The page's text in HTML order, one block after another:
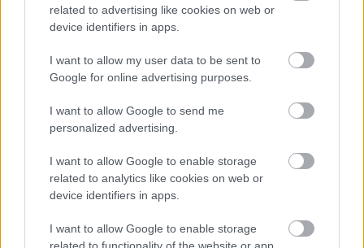
related to advertising like cookies on web or
device identifiers in apps.
I want to allow my user data to be sent to
Google for online advertising purposes.
I want to allow Google to send me
personalized advertising.
I want to allow Google to enable storage
related to analytics like cookies on web or
device identifiers in apps.
I want to allow Google to enable storage
Currys-paradicsomos kelkáposzta
főzelék
szatmariferi•2014. február 13.
Chili és Vanília átalakított kelkáposzta főzeléke
kialkotott világnézetemet tekintve. Korábban már
elkészítettem a saját verziómat, de már akkor is
sejtettem, hogy ebben azért van még potenciál.